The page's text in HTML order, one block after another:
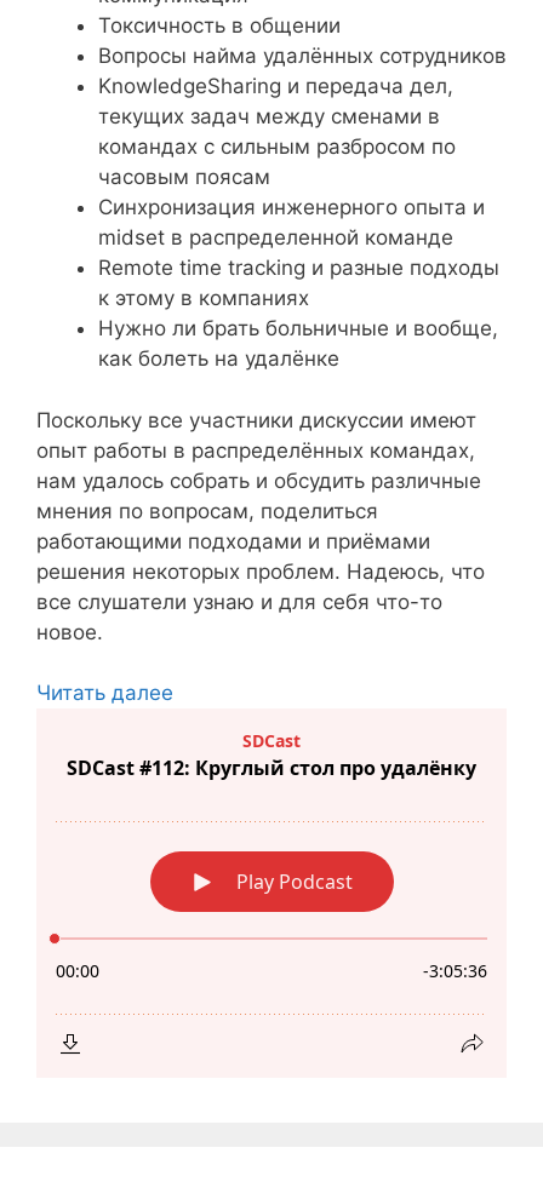
Токсичность в общении
Вопросы найма удалённых сотрудников
KnowledgeSharing и передача дел,
текущих задач между сменами в
командах с сильным разбросом по
часовым поясам
Синхронизация инженерного опыта и
midset в распределенной команде
Remote time tracking и разные подходы
к этому в компаниях
Нужно ли брать больничные и вообще,
как болеть на удалёнке
Поскольку все участники дискуссии имеют
опыт работы в распределённых командах,
нам удалось собрать и обсудить различные
мнения по вопросам, поделиться
работающими подходами и приёмами
решения некоторых проблем. Надеюсь, что
все слушатели узнаю и для себя что-то
новое.
Читать далее